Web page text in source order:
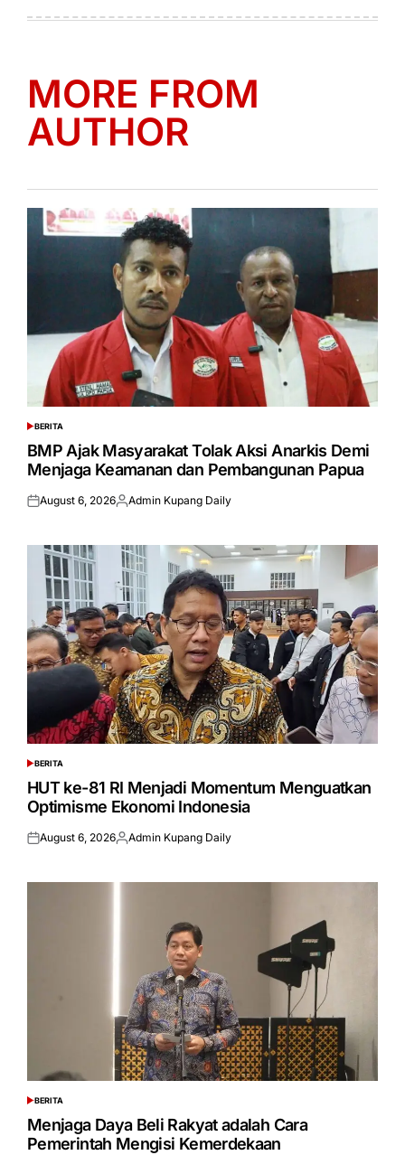
MORE FROM
AUTHOR
POSTED
IN
BERITA
BMP Ajak Masyarakat Tolak Aksi Anarkis Demi
Menjaga Keamanan dan Pembangunan Papua
Posted
August 6, 2026Posted
Admin Kupang Daily
POSTED
IN
BERITA
HUT ke-81 RI Menjadi Momentum Menguatkan
Optimisme Ekonomi Indonesia
Posted
August 6, 2026Posted
Admin Kupang Daily
POSTED
IN
BERITA
Menjaga Daya Beli Rakyat adalah Cara
Pemerintah Mengisi Kemerdekaan